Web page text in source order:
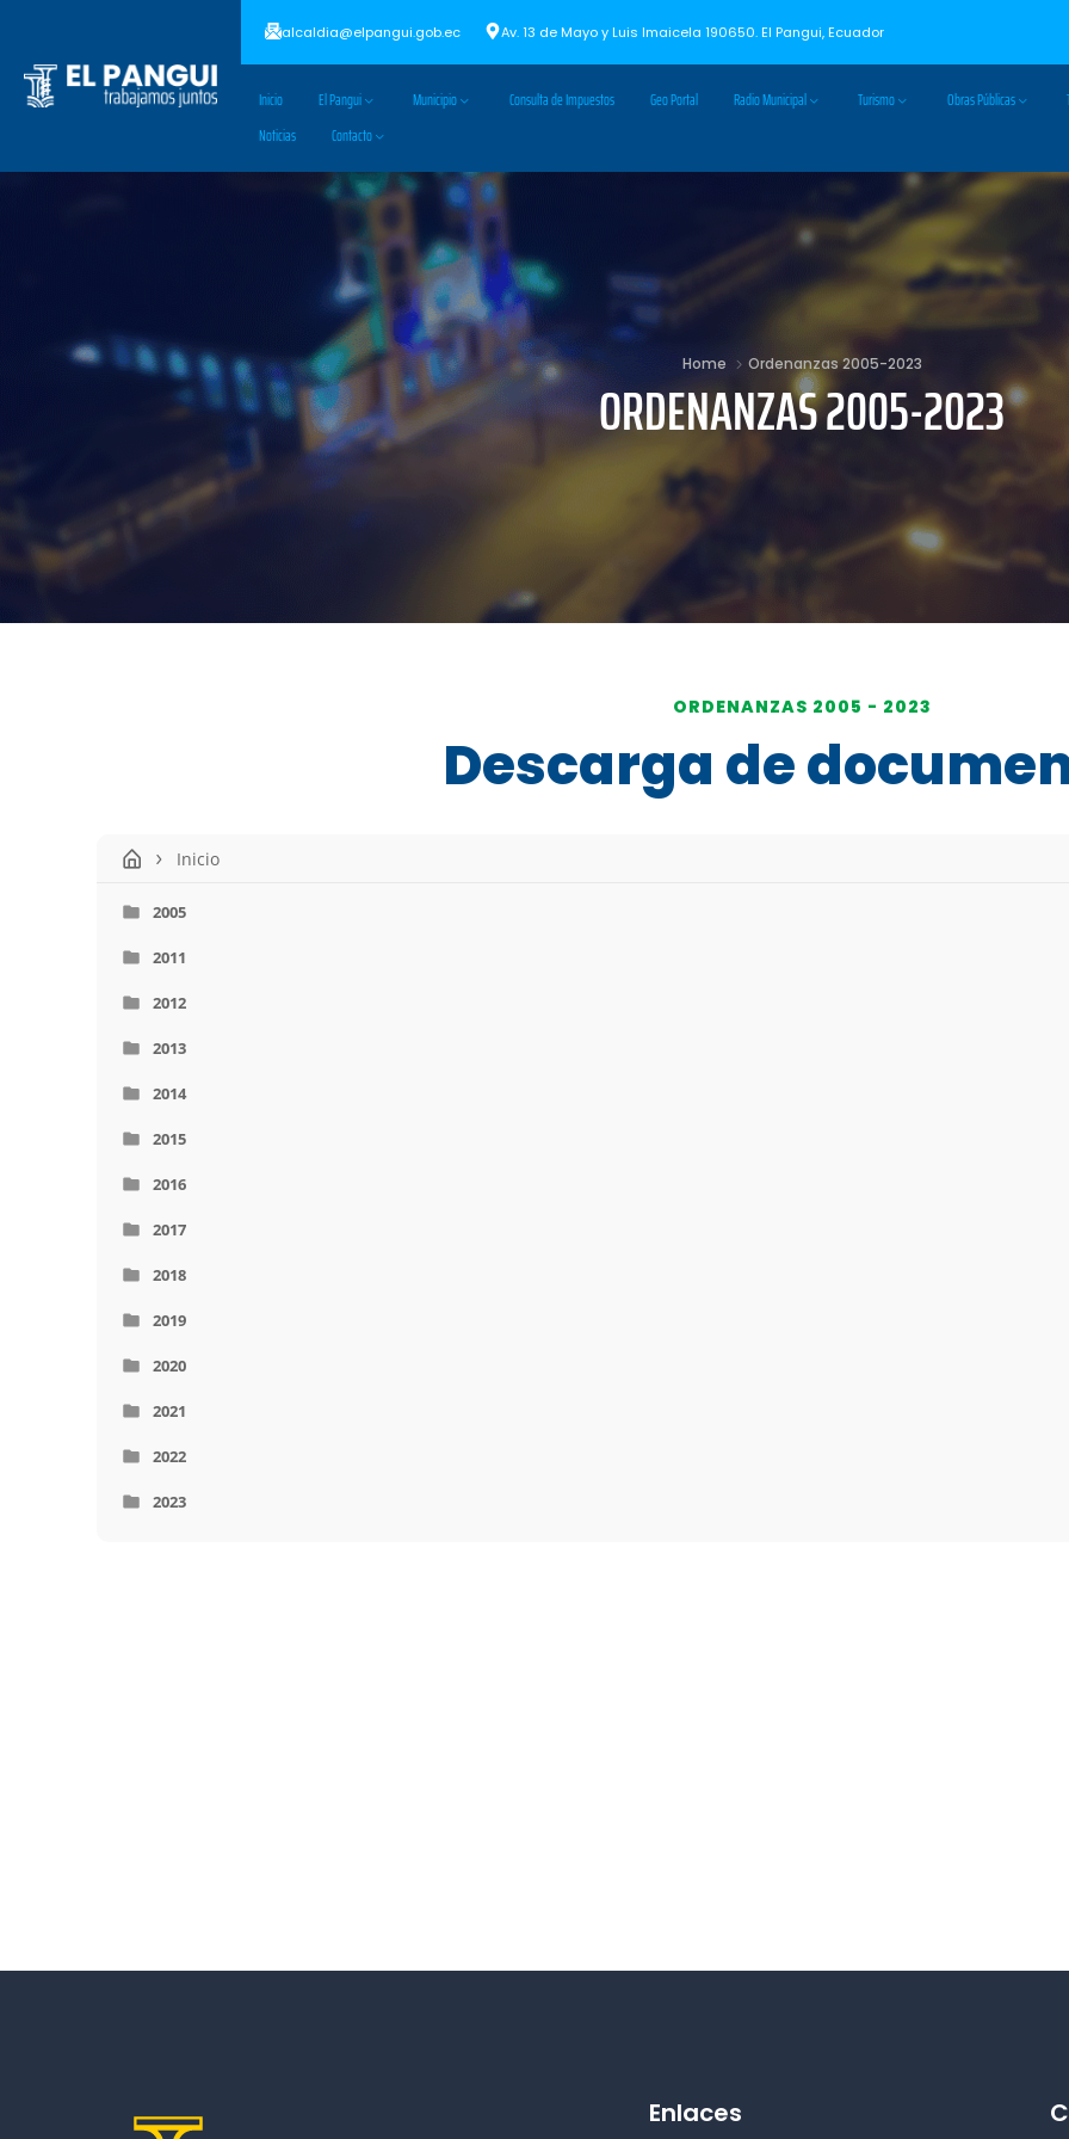
alcaldia@elpangui.gob.ec Av. 13 de Mayo y Luis Imaicela 190650. El Pangui, Ecuador
Inicio El Pangui Municipio Consulta de Impuestos Geo Portal Radio Municipal Turismo Obras Públicas
Noticias
Contacto
Home Ordenanzas 2005-2023
ORDENANZAS 2005-2023
ORDENANZAS 2005 - 2023
Descarga de
Inicio
2005
2011
2012
2013
2014
2015
2016
2017
2018
2019
2020
2021
2022
2023
Enlaces